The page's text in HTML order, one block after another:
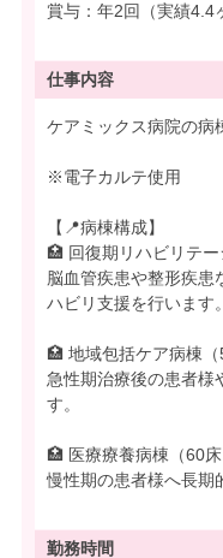
賞与：年2回（実績4.4
仕事内容
ケアミックス病院の病
※電子カルテ使用
【📍病棟構成】
🏥 回復期リハビリテー
脳血管疾患や整形疾患
ハビリ支援を行います。
🏥 地域包括ケア病棟（
急性期治療後の患者様
す。
🏥 医療療養病棟（60床
慢性期の患者様へ長期
勤務時間